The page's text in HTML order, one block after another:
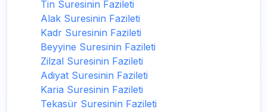
Tin Suresinin Fazileti
Alak Suresinin Fazileti
Kadr Suresinin Fazileti
Beyyine Suresinin Fazileti
Zilzal Suresinin Fazileti
Adiyat Suresinin Fazileti
Karia Suresinin Fazileti
Tekasür Suresinin Fazileti